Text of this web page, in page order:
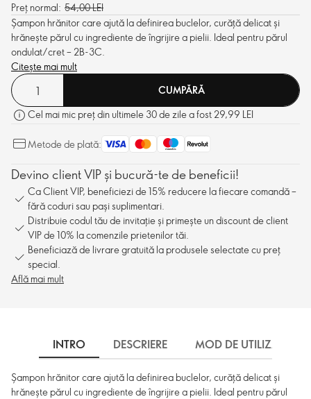
Preț normal: 54,00 LEI
Șampon hrănitor care ajută la definirea buclelor, curăță delicat și
hrănește părul cu ingrediente de îngrijire a pielii. Ideal pentru părul
ondulat/cret – 2B-3C.
Citește mai mult
CUMPĂRĂ
Cel mai mic preț din ultimele 30 de zile a fost 29,99 LEI
Metode de plată:
Devino client VIP și bucură-te de beneficii!
Ca Client VIP, beneficiezi de 15% reducere la fiecare comandă –
fără coduri sau pași suplimentari.
Distribuie codul tău de invitație și primește un discount de client
VIP de 10% la comenzile prietenilor tăi.
Beneficiază de livrare gratuită la produsele selectate cu preț
special.
Află mai mult
INTRO DESCRIERE MOD DE UTILIZARE
Șampon hrănitor care ajută la definirea buclelor, curăță delicat și
hrănește părul cu ingrediente de îngrijire a pielii. Ideal pentru părul